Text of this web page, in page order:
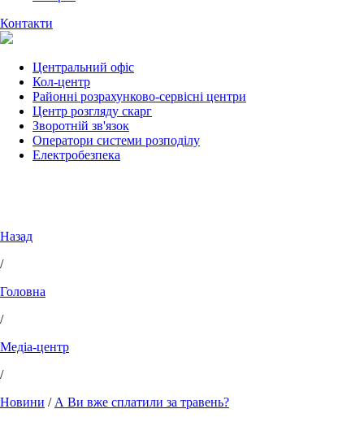
Контакти
Центральний офіс
Кол-центр
Районні розрахунково-сервісні центри
Центр розгляду скарг
Зворотній зв'язок
Оператори системи розподілу
Електробезпека
Назад
/
Головна
/
Медіа-центр
/
Новини / А Ви вже сплатили за травень?